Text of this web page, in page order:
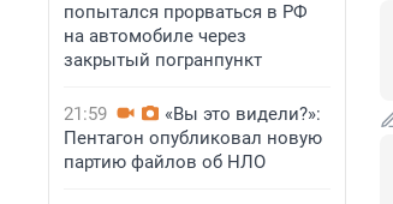
попытался прорваться в РФ
на автомобиле через
закрытый погранпункт
21:59
«Вы это видели?»:
Пентагон опубликовал новую
партию файлов об НЛО